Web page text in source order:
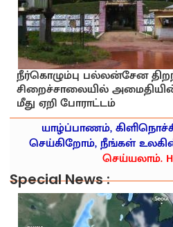
நீர்கொழும்பு பல்லன்சேன
சிறைச்சாலையில்
மீது ஏறி போராட்டம்
யாழ்ப்பாணம்,
செய்கிறோம், நீங்கள்
செய்யலாம்.
Special News :